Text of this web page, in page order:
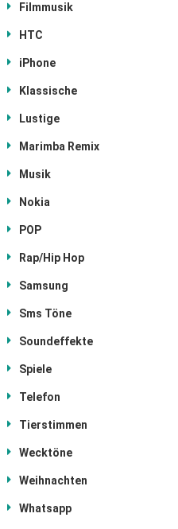
Filmmusik
HTC
iPhone
Klassische
Lustige
Marimba Remix
Musik
Nokia
POP
Rap/Hip Hop
Samsung
Sms Töne
Soundeffekte
Spiele
Telefon
Tierstimmen
Wecktöne
Weihnachten
Whatsapp